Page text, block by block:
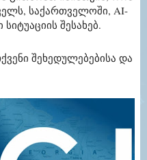
საქართველოში, AI-
შესახებ.
შეხედულებებისა და